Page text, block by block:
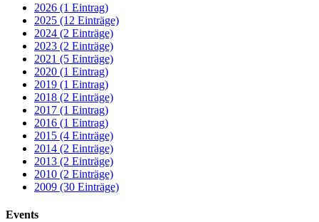
2026 (1 Eintrag)
2025 (12 Einträge)
2024 (2 Einträge)
2023 (2 Einträge)
2021 (5 Einträge)
2020 (1 Eintrag)
2019 (1 Eintrag)
2018 (2 Einträge)
2017 (1 Eintrag)
2016 (1 Eintrag)
2015 (4 Einträge)
2014 (2 Einträge)
2013 (2 Einträge)
2010 (2 Einträge)
2009 (30 Einträge)
Events